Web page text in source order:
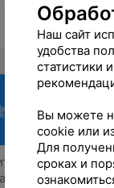
Наш сайт
удобства
статистики
Вы можете
cookie или
Для
сроках и